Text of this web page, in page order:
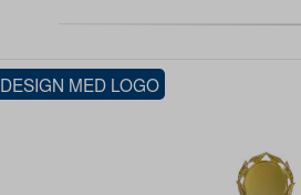
DESIGN MED LOGO